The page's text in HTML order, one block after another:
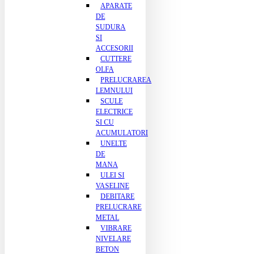
APARATE
DE
SUDURA
SI
ACCESORII
CUTTERE
OLFA
PRELUCRAREA
LEMNULUI
SCULE
ELECTRICE
SI CU
ACUMULATORI
UNELTE
DE
MANA
ULEI SI
VASELINE
DEBITARE
PRELUCRARE
METAL
VIBRARE
NIVELARE
BETON